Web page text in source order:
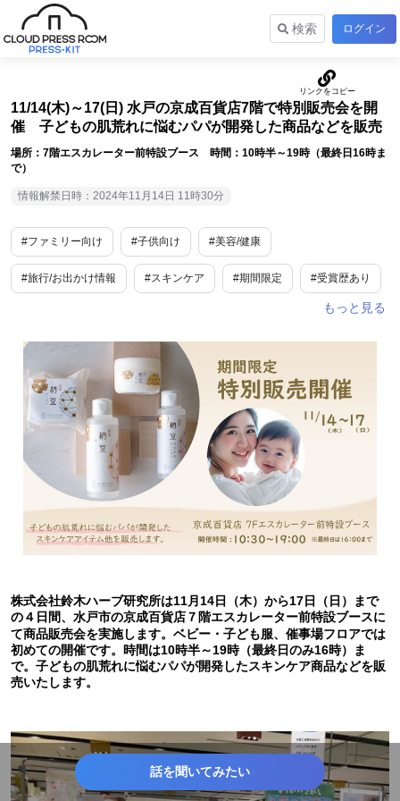
検索 ログイン
11/14(木)～17(日) 水戸の京成百貨店7階で特別販売会を開
催 子どもの肌荒れに悩むパパが開発した商品などを販売
場所：7階エスカレーター前特設ブース 時間：10時半～19時（最終日16時ま
で）
情報解禁日時：2024年11月14日 11時30分
#ファミリー向け #子供向け #美容/健康
#旅行/お出かけ情報 #スキンケア #期間限定 #受賞歴あり
株式会社鈴木ハーブ研究所は11月14日（木）から17日（日）まで
の４日間、水戸市の京成百貨店７階エスカレーター前特設ブースに
て商品販売会を実施します。ベビー・子ども服、催事場フロアでは
初めての開催です。時間は10時半～19時（最終日のみ16時）ま
で。子どもの肌荒れに悩むパパが開発したスキンケア商品などを販
売いたします。
話を聞いてみたい